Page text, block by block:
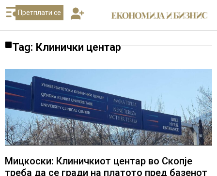
Претплати се
Tag: Клинички центар
Мицкоски: Клиничкиот центар во Скопје
треба да се гради на платото пред базенот